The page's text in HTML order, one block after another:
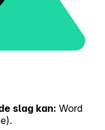
slag kan: Word